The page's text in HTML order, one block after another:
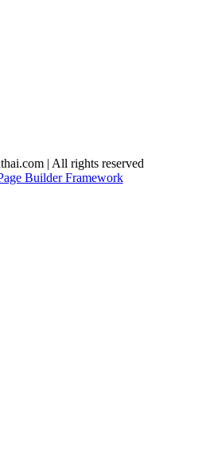
| All rights reserved
Builder Framework